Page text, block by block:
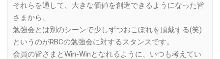
それらを通して、大きな価値を創造できるようになった皆
さまから、
勉強会とは別のシーンで少しずつおこぼれを頂戴する(笑)
というのがRBCの勉強会に対するスタンスです。
会員の皆さまとWin-Winとなれるように、いつも考えてい